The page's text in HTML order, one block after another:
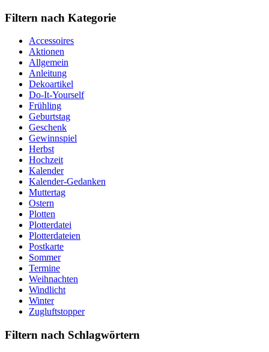
Filtern nach Kategorie
Accessoires
Aktionen
Allgemein
Anleitung
Dekoartikel
Do-It-Yourself
Frühling
Geburtstag
Geschenk
Gewinnspiel
Herbst
Hochzeit
Kalender
Kalender-Gedanken
Muttertag
Ostern
Plotten
Plotterdatei
Plotterdateien
Postkarte
Sommer
Termine
Weihnachten
Windlicht
Winter
Zugluftstopper
Filtern nach Schlagwörtern